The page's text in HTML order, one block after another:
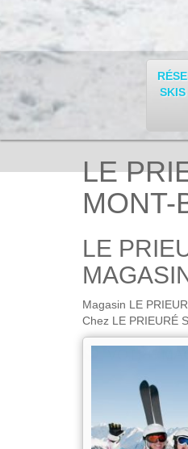
LE
MONT-
LE
Magasin LE
Chez LE PRIEURÉ